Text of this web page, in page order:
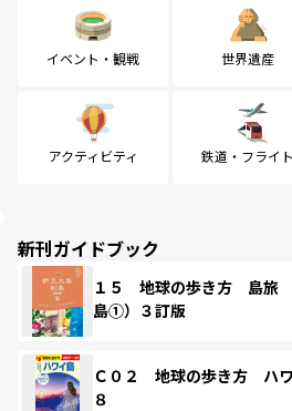
イベント・観戦 世界遺産
アクティビティ 鉄道・フライト
新刊ガイドブック
１５ 地球の歩き方 島旅
島①）３訂版
Ｃ０２ 地球の歩き方 ハ
８